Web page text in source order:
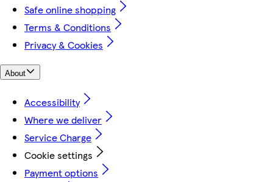
Safe online shopping
Terms & Conditions
Privacy & Cookies
About
Accessibility
Where we deliver
Service Charge
Cookie settings
Payment options